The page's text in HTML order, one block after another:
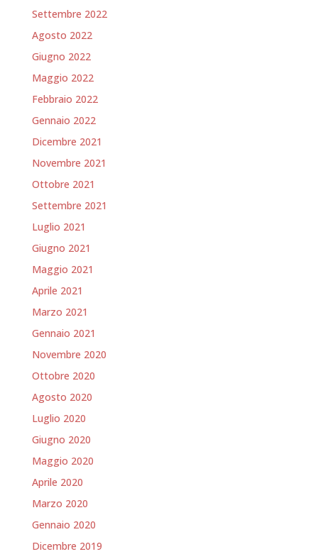
Settembre 2022
Agosto 2022
Giugno 2022
Maggio 2022
Febbraio 2022
Gennaio 2022
Dicembre 2021
Novembre 2021
Ottobre 2021
Settembre 2021
Luglio 2021
Giugno 2021
Maggio 2021
Aprile 2021
Marzo 2021
Gennaio 2021
Novembre 2020
Ottobre 2020
Agosto 2020
Luglio 2020
Giugno 2020
Maggio 2020
Aprile 2020
Marzo 2020
Gennaio 2020
Dicembre 2019